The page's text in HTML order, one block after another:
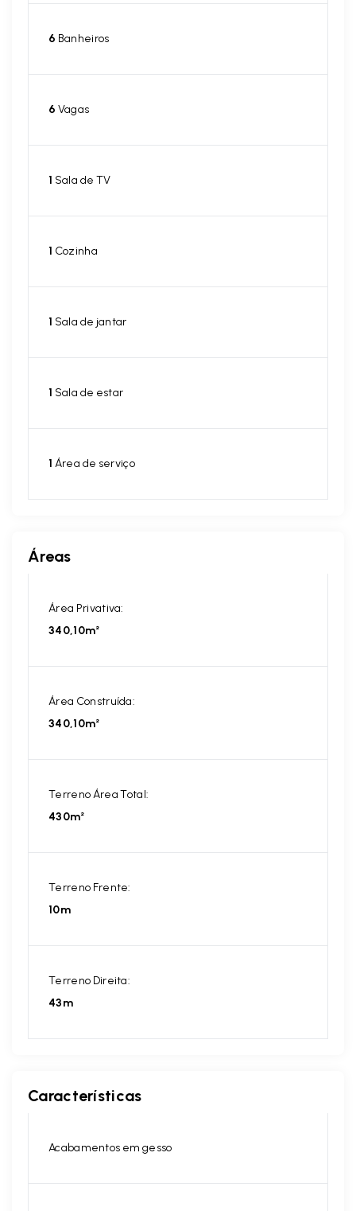
6 Banheiros
6 Vagas
1 Sala de TV
1 Cozinha
1 Sala de jantar
1 Sala de estar
1 Área de serviço
Áreas
Área Privativa:
340,10m²
Área Construída:
340,10m²
Terreno Área Total:
430m²
Terreno Frente:
10m
Terreno Direita:
43m
Características
Acabamentos em gesso